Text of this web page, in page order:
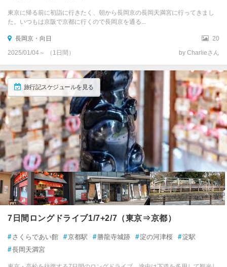
東京に帰る前に初詣に行きたく、朝から長岡京の長岡天満宮に行ってきまし
た。いつもは京阪で京都に行くので長岡京を通る...
長岡京・向日
20
2025/01/04～ （1日間）
by Charlieさん
旅行記スケジュールを見る
7日間ロングドライブ1/7+2/7（東京⇒京都）
# さくらであい館 #京都駅 # 勝龍寺城跡 #淀の河津桜 #淀駅
#長岡天満宮